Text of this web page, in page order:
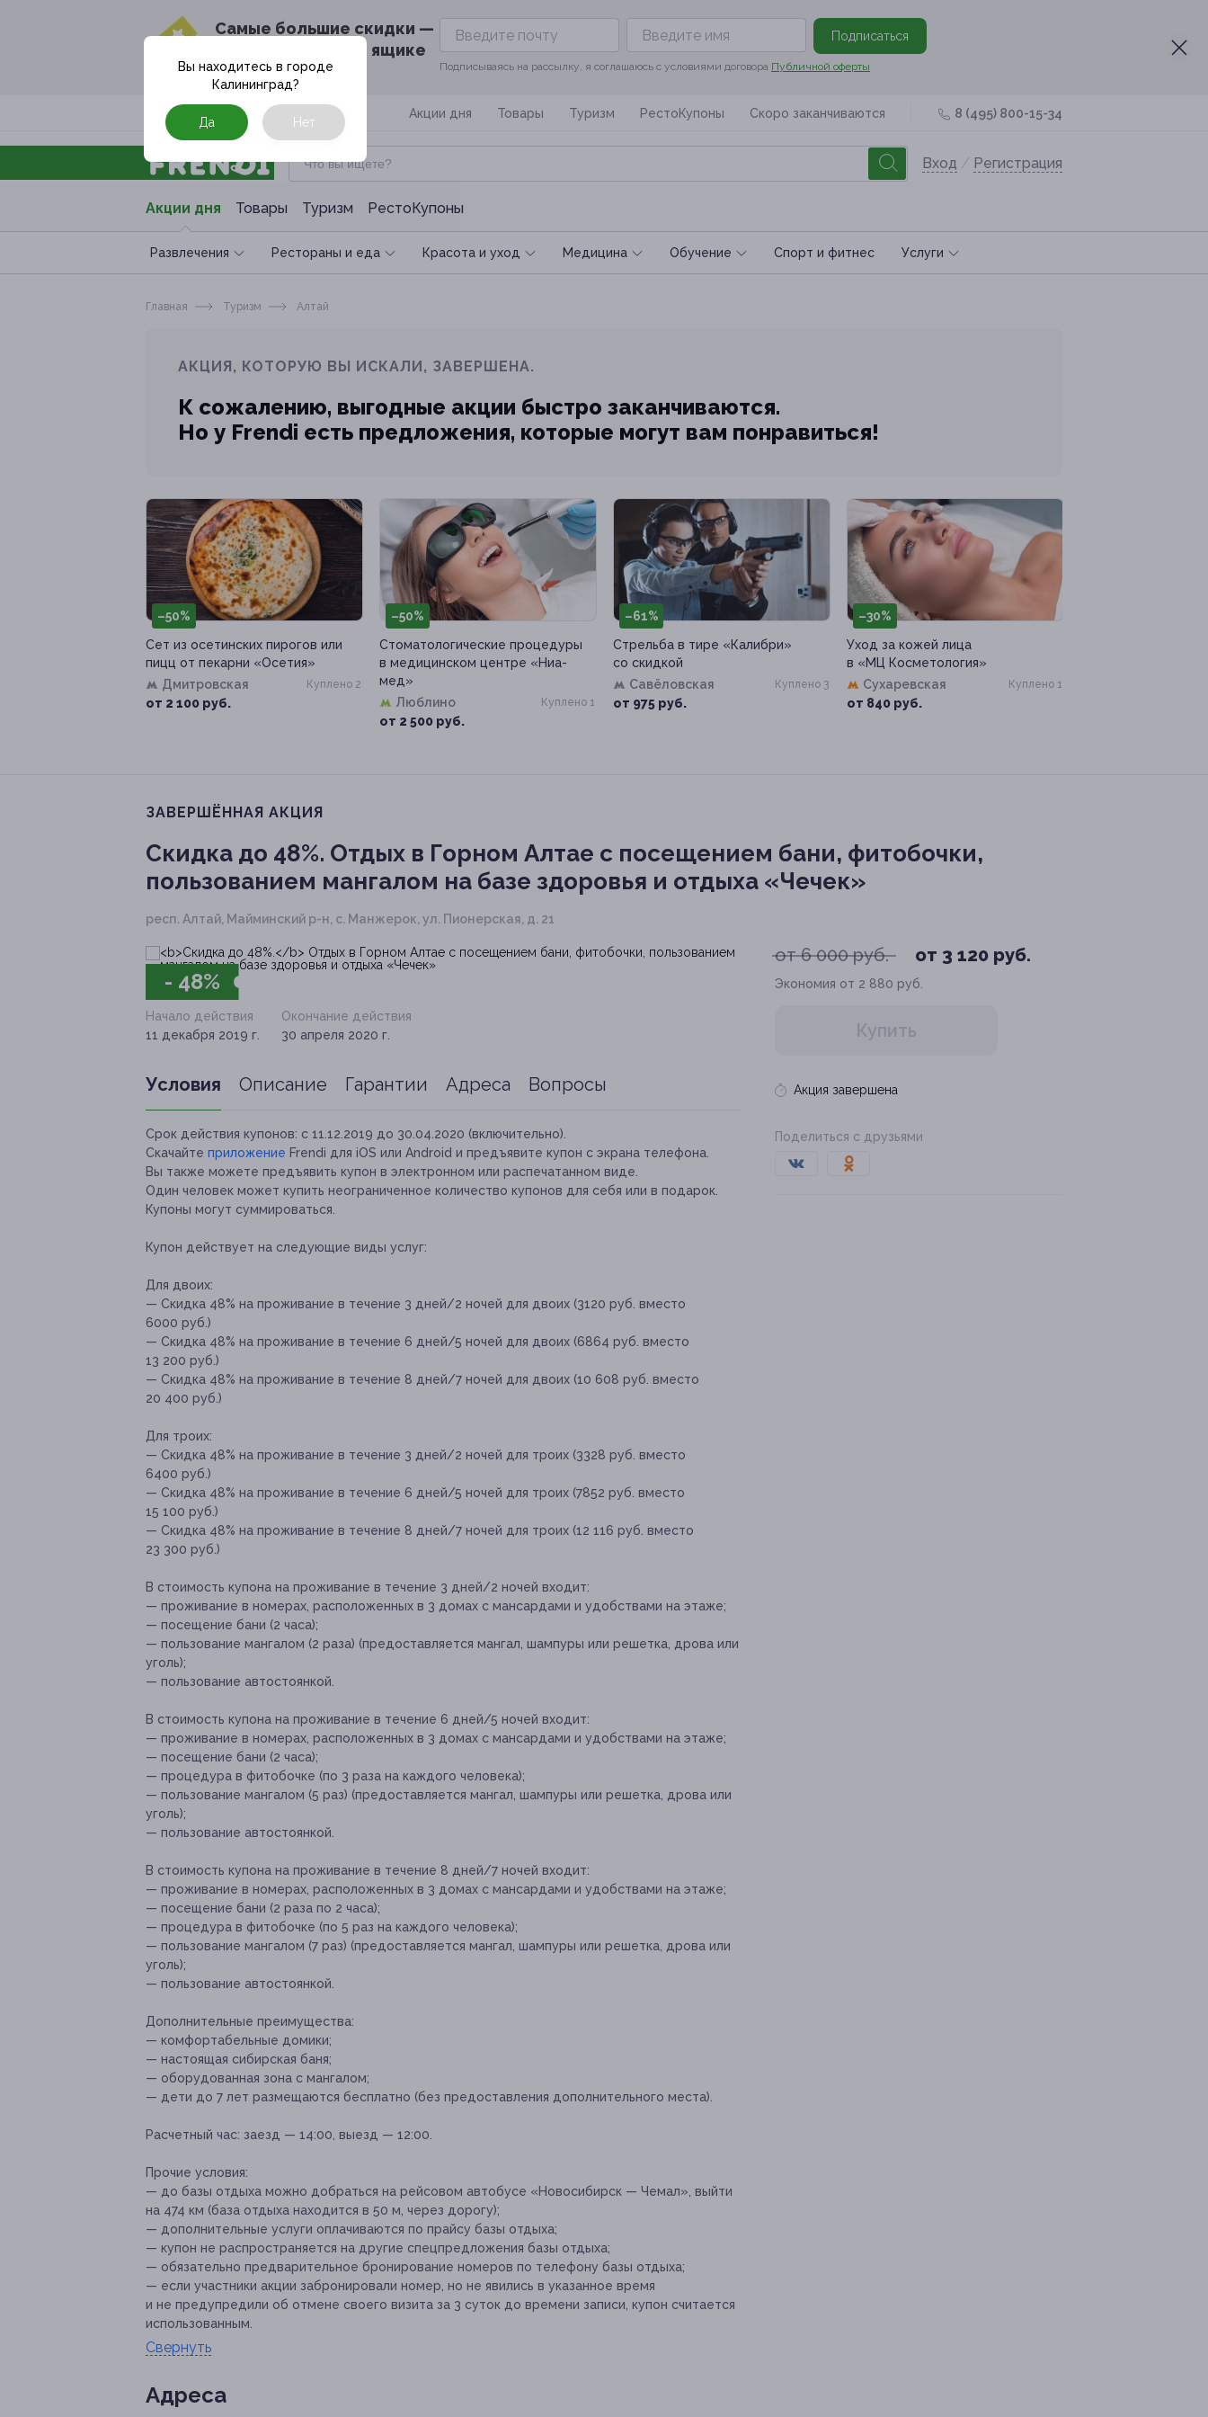
Cамые большие скидки —
в твоём почтовом ящике
Подписаться
Подписываясь на рассылку, я соглашаюсь с условиями договора Публичной оферты
Москва Акции дня Товары Туризм РестоКупоны Скоро заканчиваются 8 (495) 800-15-34
Вход / Регистрация
Акции дня Товары Туризм РестоКупоны
Развлечения Рестораны и еда Красота и уход Медицина Обучение Спoрт и фитнес Услуги
Вы находитесь в городе
Калининград?
Да Нет
Главная Туризм Алтай
АКЦИЯ, КОТОРУЮ ВЫ ИСКАЛИ, ЗАВЕРШЕНА.
К сожалению, выгодные акции быстро заканчиваются.
Но у Frendi есть предложения, которые могут вам понравиться!
–50%
Сет из осетинских пирогов или
пицц от пекарни «Осетия»
Дмитровская
от 2 100 руб.
Куплено 2
–50%
Стоматологические процедуры
в медицинском центре «Ниа-
мед»
Люблино
от 2 500 руб.
Куплено 1
–61%
Стрельба в тире «Калибри»
со скидкой
Савёловская
от 975 руб.
Куплено 3
–30%
Уход за кожей лица
в «МЦ Косметология»
Сухаревская
от 840 руб.
Куплено 1
ЗАВЕРШЁННАЯ АКЦИЯ
Скидка до 48%. Отдых в Горном Алтае с посещением бани, фитобочки,
пользованием мангалом на базе здоровья и отдыха «Чечек»
респ. Алтай, Майминский р-н, с. Манжерок, ул. Пионерская, д. 21
- 48%
от 6 000 руб. от 3 120 руб.
Экономия от 2 880 руб.
Купить
Акция завершена
Поделиться с друзьями
Начало действия
11 декабря 2019 г.
Окончание действия
30 апреля 2020 г.
Условия Описание Гарантии Адреса Вопросы
Срок действия купонов: с 11.12.2019 до 30.04.2020 (включительно).
Скачайте приложение Frendi для iOS или Android и предъявите купон с экрана телефона.
Вы также можете предъявить купон в электронном или распечатанном виде.
Один человек может купить неограниченное количество купонов для себя или в подарок.
Купоны могут суммироваться.
Купон действует на следующие виды услуг:
Для двоих:
— Скидка 48% на проживание в течение 3 дней/2 ночей для двоих (3120 руб. вместо
6000 руб.)
— Скидка 48% на проживание в течение 6 дней/5 ночей для двоих (6864 руб. вместо
13 200 руб.)
— Скидка 48% на проживание в течение 8 дней/7 ночей для двоих (10 608 руб. вместо
20 400 руб.)
Для троих:
— Скидка 48% на проживание в течение 3 дней/2 ночей для троих (3328 руб. вместо
6400 руб.)
— Скидка 48% на проживание в течение 6 дней/5 ночей для троих (7852 руб. вместо
15 100 руб.)
— Скидка 48% на проживание в течение 8 дней/7 ночей для троих (12 116 руб. вместо
23 300 руб.)
В стоимость купона на проживание в течение 3 дней/2 ночей входит:
— проживание в номерах, расположенных в 3 домах с мансардами и удобствами на этаже;
— посещение бани (2 часа);
— пользование мангалом (2 раза) (предоставляется мангал, шампуры или решетка, дрова или
уголь);
— пользование автостоянкой.
В стоимость купона на проживание в течение 6 дней/5 ночей входит:
— проживание в номерах, расположенных в 3 домах с мансардами и удобствами на этаже;
— посещение бани (2 часа);
— процедура в фитобочке (по 3 раза на каждого человека);
— пользование мангалом (5 раз) (предоставляется мангал, шампуры или решетка, дрова или
уголь);
— пользование автостоянкой.
В стоимость купона на проживание в течение 8 дней/7 ночей входит:
— проживание в номерах, расположенных в 3 домах с мансардами и удобствами на этаже;
— посещение бани (2 раза по 2 часа);
— процедура в фитобочке (по 5 раз на каждого человека);
— пользование мангалом (7 раз) (предоставляется мангал, шампуры или решетка, дрова или
уголь);
— пользование автостоянкой.
Дополнительные преимущества:
— комфортабельные домики;
— настоящая сибирская баня;
— оборудованная зона с мангалом;
— дети до 7 лет размещаются бесплатно (без предоставления дополнительного места).
Расчетный час: заезд — 14:00, выезд — 12:00.
Прочие условия:
— до базы отдыха можно добраться на рейсовом автобусе «Новосибирск — Чемал», выйти
на 474 км (база отдыха находится в 50 м, через дорогу);
— дополнительные услуги оплачиваются по прайсу базы отдыха;
— купон не распространяется на другие спецпредложения базы отдыха;
— обязательно предварительное бронирование номеров по телефону базы отдыха;
— если участники акции забронировали номер, но не явились в указанное время
и не предупредили об отмене своего визита за 3 суток до времени записи, купон считается
использованным.
Свернуть
Адресa